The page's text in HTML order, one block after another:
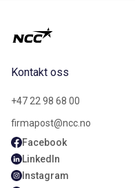
Kontakt oss
+47 22 98 68 00
firmapost@ncc.no
Facebook
LinkedIn
Instagram